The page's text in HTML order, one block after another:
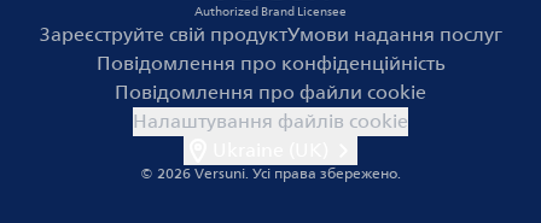
Authorized Brand Licensee
Зареєструйте свій продуктУмови надання послуг
Повідомлення про конфіденційність
Повідомлення про файли cookie
Налаштування файлів cookie
© 2026 Versuni.Усі права збережено.